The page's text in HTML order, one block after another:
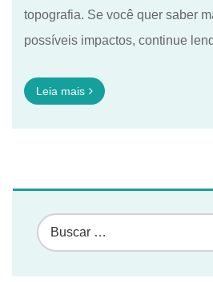
topografia. Se você quer saber
possíveis impactos, continue
Leia mais